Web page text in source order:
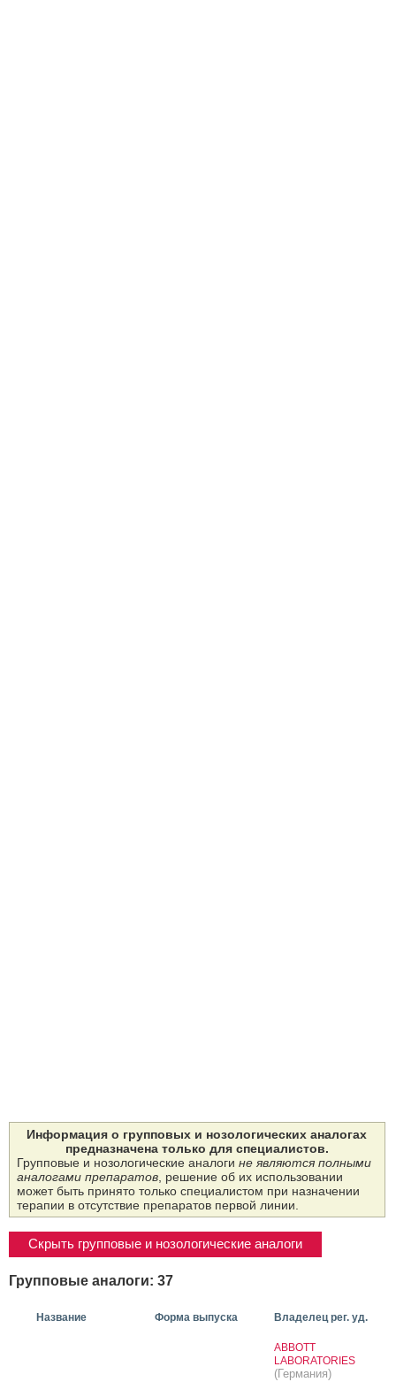
Информация о групповых и нозологических аналогах
предназначена только для специалистов.
Групповые и нозологические аналоги не являются полными
аналогами препаратов, решение об их использовании
может быть принято только специалистом при назначении
терапии в отсутствие препаратов первой линии.
Скрыть групповые и нозологические аналоги
Групповые аналоги: 37
Название Форма выпуска Владелец рег. уд.
ABBOTT
LABORATORIES
(Германия)